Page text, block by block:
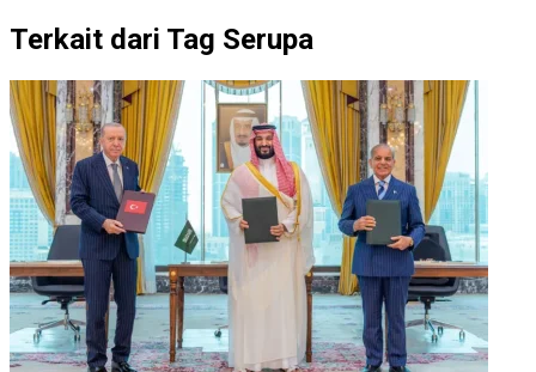
Terkait dari Tag Serupa